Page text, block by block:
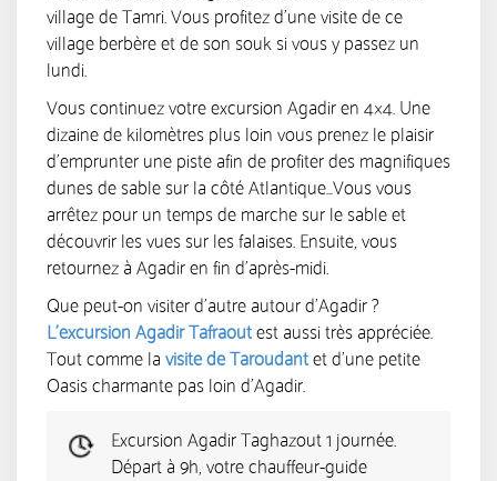
village de Tamri. Vous profitez d’une visite de ce
village berbère et de son souk si vous y passez un
lundi.
Vous continuez votre excursion Agadir en 4×4. Une
dizaine de kilomètres plus loin vous prenez le plaisir
d’emprunter une piste afin de profiter des magnifiques
dunes de sable sur la côté Atlantique…Vous vous
arrêtez pour un temps de marche sur le sable et
découvrir les vues sur les falaises. Ensuite, vous
retournez à Agadir en fin d’après-midi.
Que peut-on visiter d’autre autour d’Agadir ?
L’excursion Agadir Tafraout est aussi très appréciée.
Tout comme la visite de Taroudant et d’une petite
Oasis charmante pas loin d’Agadir.
Excursion Agadir Taghazout 1 journée.
Départ à 9h, votre chauffeur-guide